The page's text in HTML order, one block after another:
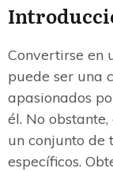
Convertirse en
puede ser una
apasionados
él. No
un conjunto de
específicos.